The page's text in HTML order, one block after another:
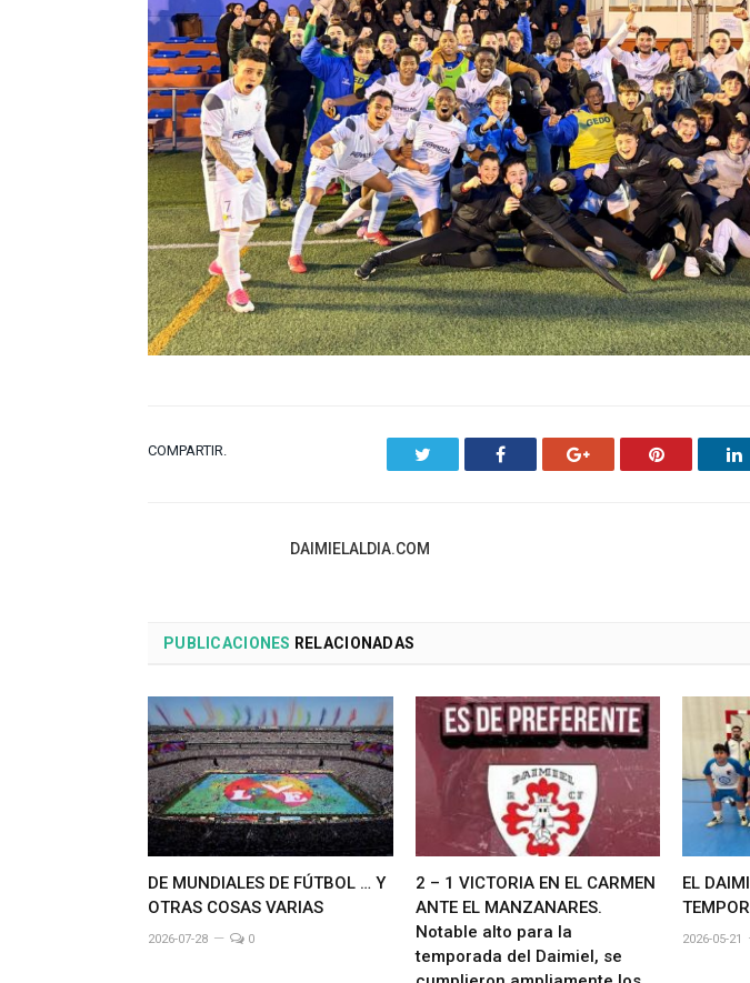
COMPARTIR. Facebook Google+ Pinterest
DAIMIELALDIA.COM
PUBLICACIONES RELACIONADAS
DE MUNDIALES DE FÚTBOL … Y
OTRAS COSAS VARIAS
2026-07-28 0
2 – 1 VICTORIA EN EL CARMEN
ANTE EL MANZANARES.
Notable alto para la
temporada del Daimiel, se
EL
2026-05-21